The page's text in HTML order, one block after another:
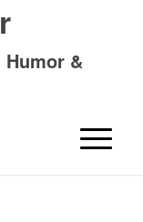
Humor &